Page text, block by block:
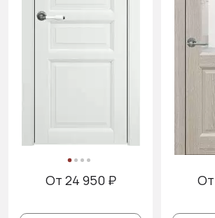
От 24 950 ₽